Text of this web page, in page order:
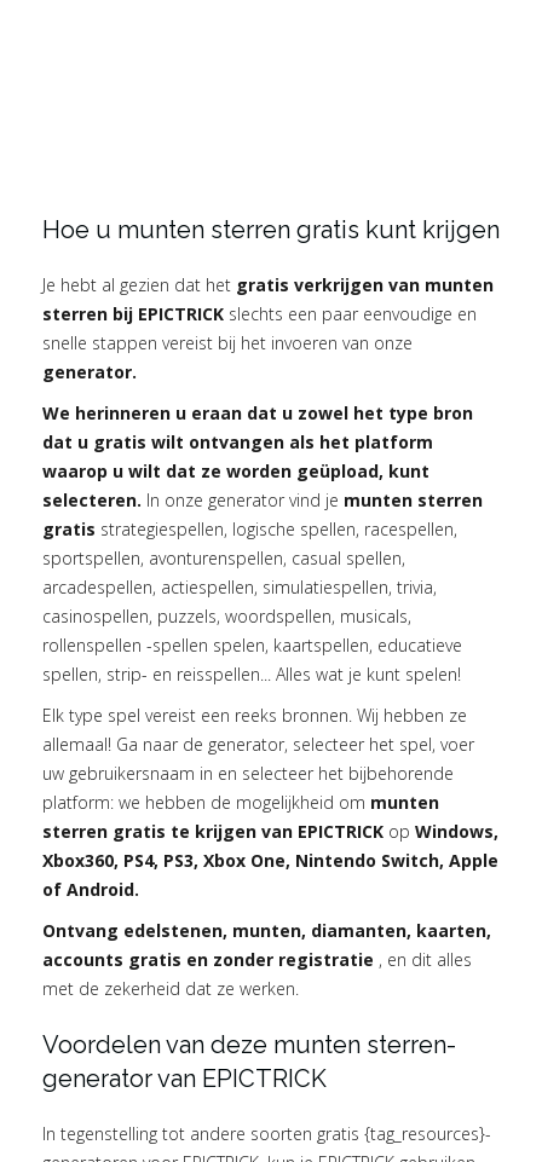
Hoe u munten sterren gratis kunt krijgen
Je hebt al gezien dat het gratis verkrijgen van munten
sterren bij EPICTRICK slechts een paar eenvoudige en
snelle stappen vereist bij het invoeren van onze
generator.
We herinneren u eraan dat u zowel het type bron
dat u gratis wilt ontvangen als het platform
waarop u wilt dat ze worden geüpload, kunt
selecteren. In onze generator vind je munten sterren
gratis strategiespellen, logische spellen, racespellen,
sportspellen, avonturenspellen, casual spellen,
arcadespellen, actiespellen, simulatiespellen, trivia,
casinospellen, puzzels, woordspellen, musicals,
rollenspellen -spellen spelen, kaartspellen, educatieve
spellen, strip- en reisspellen... Alles wat je kunt spelen!
Elk type spel vereist een reeks bronnen. Wij hebben ze
allemaal! Ga naar de generator, selecteer het spel, voer
uw gebruikersnaam in en selecteer het bijbehorende
platform: we hebben de mogelijkheid om munten
sterren gratis te krijgen van EPICTRICK op Windows,
Xbox360, PS4, PS3, Xbox One, Nintendo Switch, Apple
of Android.
Ontvang edelstenen, munten, diamanten, kaarten,
accounts gratis en zonder registratie , en dit alles
met de zekerheid dat ze werken.
Voordelen van deze munten sterren-
generator van EPICTRICK
In tegenstelling tot andere soorten gratis {tag_resources}-